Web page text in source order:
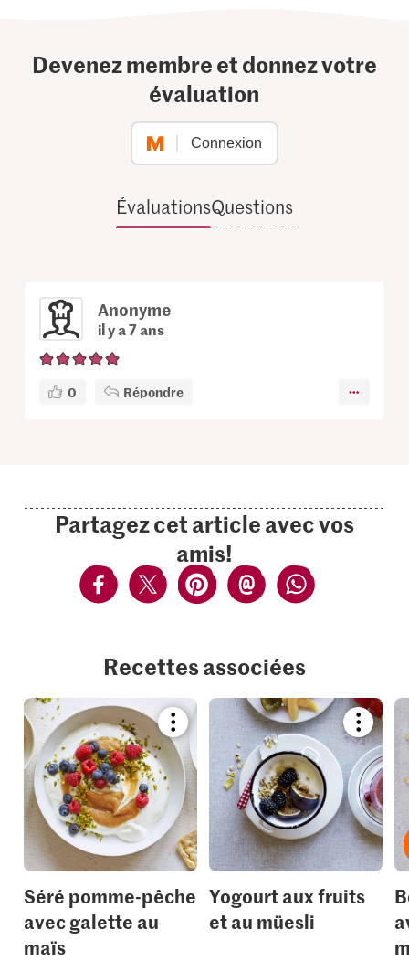
Devenez membre et donnez votre
évaluation
Connexion
ÉvaluationsQuestions
Anonyme
il y a 7 ans
0 Répondre
Partagez cet article avec vos
amis!
Recettes associées
Bookmark
recipe
or
add
your
collections.
Séré pomme-pêche
avec galette au
maïs
recipe
or
add
it
to
your
Yogourt aux fruits
et au müesli